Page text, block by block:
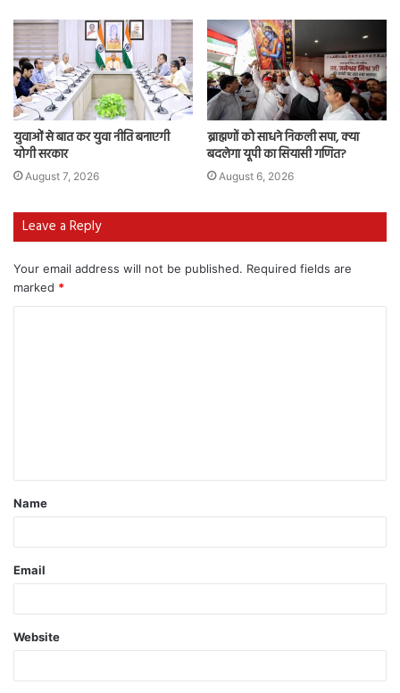
युवाओं से बात कर युवा नीति बनाएगी
योगी सरकार
August 7, 2026
ब्राह्मणों को साधने निकली सपा, क्या
बदलेगा यूपी का सियासी गणित?
August 6, 2026
Leave a Reply
Your email address will not be published. Required fields are
marked *
Name
Email
Website